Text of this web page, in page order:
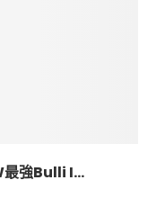
最強Bulli I...